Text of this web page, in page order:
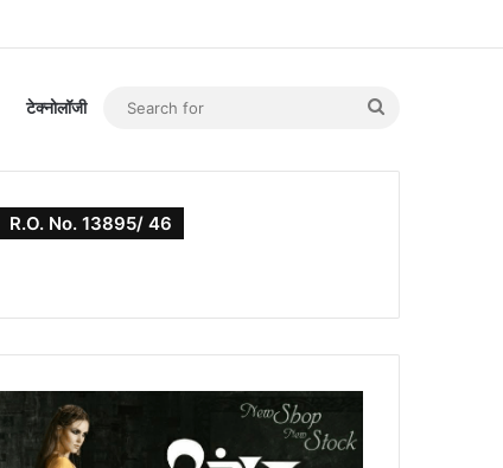
टेक्नोलॉजी
R.O. No. 13895/ 46